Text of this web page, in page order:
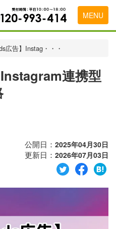
MENU
広告】Instag・・・
連携型
公開日： 2025年04月30日
更新日： 2026年07月03日